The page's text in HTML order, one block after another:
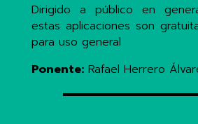
Dirigido a público en
estas aplicaciones son
para uso general
Ponente: Rafael Herrero